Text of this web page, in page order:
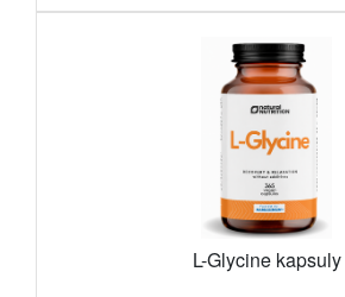
L-Glycine kapsuly